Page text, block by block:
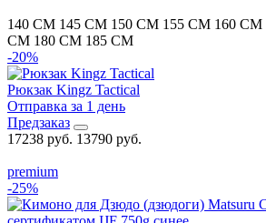
140 CM 145 CM 150 CM 155 CM 160 CM
CM 180 CM 185 CM
-20%
Рюкзак Kingz Tactical
Отправка за 1 день
Предзаказ
17238 руб. 13790 руб.
premium
-25%